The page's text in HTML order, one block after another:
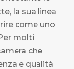
la sua linea
come uno
molti
che
e qualità